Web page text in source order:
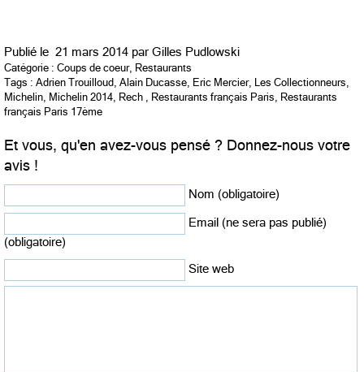
Publié le 21 mars 2014 par Gilles Pudlowski
Catégorie : Coups de coeur, Restaurants
Tags : Adrien Trouilloud, Alain Ducasse, Eric Mercier, Les Collectionneurs,
Michelin, Michelin 2014, Rech , Restaurants français Paris, Restaurants
français Paris 17ème
Et vous, qu'en avez-vous pensé ? Donnez-nous votre
avis !
Nom (obligatoire)
Email (ne sera pas publié)
(obligatoire)
Site web